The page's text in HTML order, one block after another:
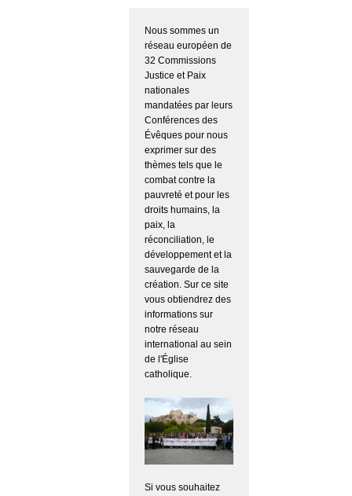
Nous sommes un
réseau européen de
32 Commissions
Justice et Paix
nationales
mandatées par leurs
Conférences des
Évêques pour nous
exprimer sur des
thèmes tels que le
combat contre la
pauvreté et pour les
droits humains, la
paix, la
réconciliation, le
développement et la
sauvegarde de la
création. Sur ce site
vous obtiendrez des
informations sur
notre réseau
international au sein
de l'Église
catholique.
Si vous souhaitez